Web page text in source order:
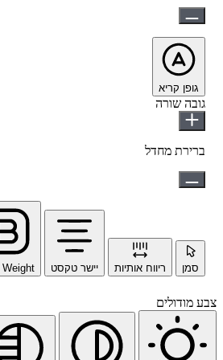
גופן קריא
גובה שורה
ברירת מחדל
סמן ריווח אותיות יישר טקסט Weight
צבע מודולים